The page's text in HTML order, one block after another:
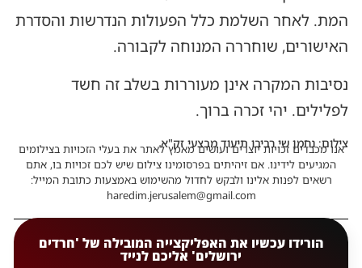
המת. לאחר השלמת כלל הפעולות הנדרשות והסדרת
האישורים, שוחררה המנוחה לקבורה.
נסיבות המקרה אינן מעוררות בשלב זה חשד
לפלילים. יהי זכרה ברוך.
צילום: נחמן שי רביבו תיעוד מבצעי זק"א
אנו מכבדים זכויות יוצרים ועושים מאמץ לאתר את בעלי הזכויות בצילומים
המגיעים לידינו. אם זיהיתים בפרסומינו צילום שיש לכם זכויות בו, אתם
רשאים לפנות אלינו ולבקש לחדול מהשימוש באמצעות כתובת המייל:
haredim.jerusalem@gmail.com
הורידו עכשיו את האפליקצייה המובילה של 'חרדים
ירושלים' אליכם לנייד